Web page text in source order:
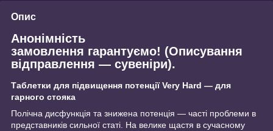
Опис
Анонімність
замовлення гарантуємо! (Описування
відправлення — сувеніри).
Таблетки для підвищення потенції Very Hard — для
гарного стояка
Полічна дисфункція та знижена потенція — часті проблеми в
представників сильної статі. На велике щастя в сучасному